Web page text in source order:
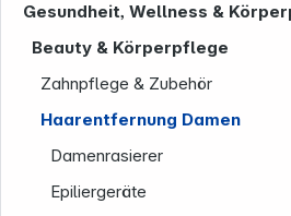
Gesundheit, Wellness &
Beauty & Körperpflege
Zahnpflege & Zubehör
Haarentfernung Damen
Damenrasierer
Epiliergeräte